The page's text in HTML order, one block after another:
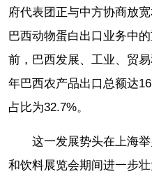
府代表团正与中方协商放
巴西动物蛋白出口业务中
前，巴西发展、工业、贸
年巴西农产品出口总额达
占比为32.7%。
这一发展势头在上海
和饮料展览会期间进一步